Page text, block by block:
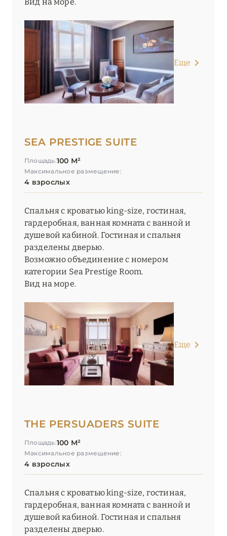
Еще
SEA PRESTIGE SUITE
Площадь:100 М²
Максимальное размещение:
4 взрослых
Спальня с кроватью king-size, гостиная,
гардеробная, ванная комната с ванной и
душевой кабиной. Гостиная и спальня
разделены дверью.
Возможно объединение с номером
категории Sea Prestige Room.
Вид на море.
Еще
THE PERSUADERS SUITE
Площадь:100 М²
Максимальное размещение:
4 взрослых
Спальня с кроватью king-size, гостиная,
гардеробная, ванная комната с ванной и
душевой кабиной. Гостиная и спальня
разделены дверью.